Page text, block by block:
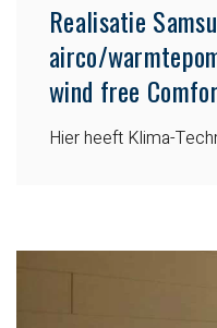
Realisatie
airco/
wind free
Hier heeft Klima-